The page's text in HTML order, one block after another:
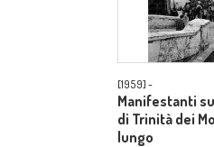
[1959] -
Manifestanti
di Trinità dei
lungo